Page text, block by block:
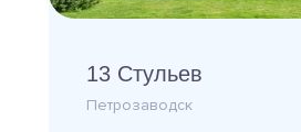
13 Стульев
Петрозаводск